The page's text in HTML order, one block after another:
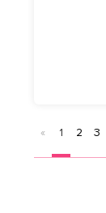
« 1 2 3